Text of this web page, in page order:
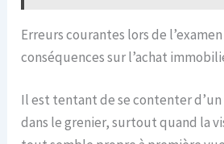
Erreurs courantes lors de
conséquences sur l’achat
Il est tentant de se contenter d’un
dans le grenier, surtout quand la